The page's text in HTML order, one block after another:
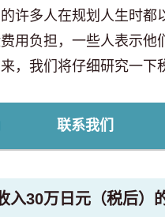
许多人在规划人生时都
用负担，一些人表示他
，我们将仔细研究一下
联系我们
入30万日元（税后）